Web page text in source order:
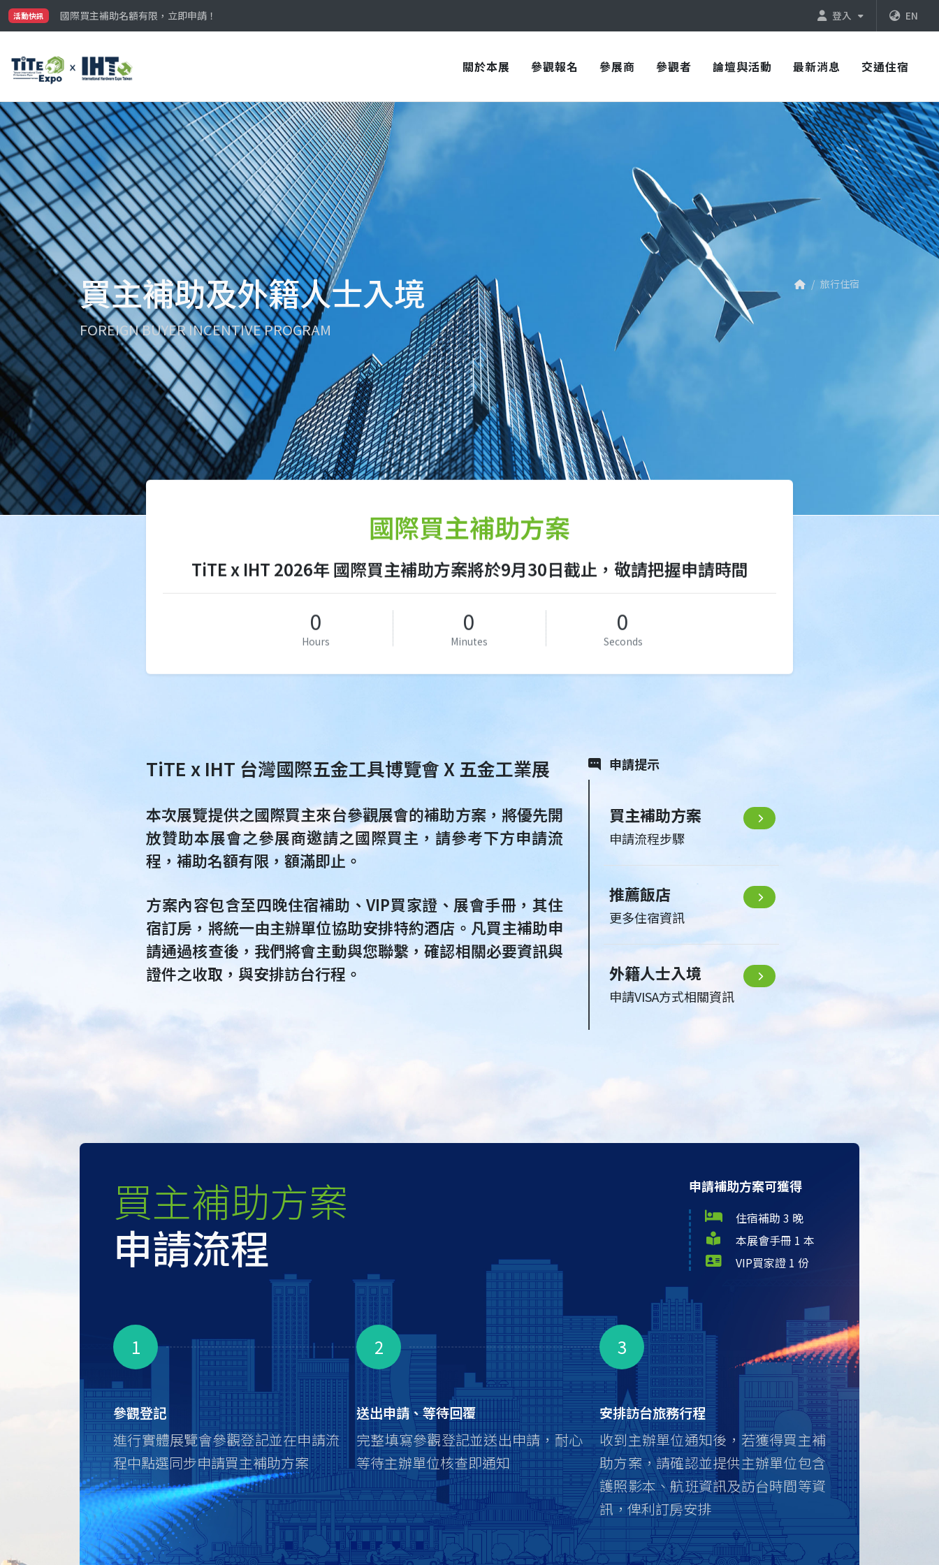
活動快訊
參觀門票開放申請中‼️
最大規模台灣五金展TiTE x IHT，2026/10/20-22與您在臺中國際會展中心再次相見！
登入 EN
關於本展 參觀報名 參展商 參觀者 論壇與活動 最新消息 交通住宿
買主補助及外籍人士入境
FOREIGN BUYER INCENTIVE PROGRAM
旅行住宿
國際買主補助方案
TiTE x IHT 2026年 國際買主補助方案將於9月30日截止，敬請把握申請時間
0
Hours
0
Minutes
0
Seconds
TiTE x IHT 台灣國際五金工具博覽會 X 五金工業展
本次展覽提供之國際買主來台參觀展會的補助方案，將優先開
放贊助本展會之參展商邀請之國際買主，請參考下方申請流
程，補助名額有限，額滿即止。
方案內容包含至四晚住宿補助、VIP買家證、展會手冊，其住
宿訂房，將統一由主辦單位協助安排特約酒店。凡買主補助申
請通過核查後，我們將會主動與您聯繫，確認相關必要資訊與
證件之收取，與安排訪台行程。
申請提示
買主補助方案
申請流程步驟
推薦飯店
更多住宿資訊
外籍人士入境
申請VISA方式相關資訊
買主補助方案
申請流程
申請補助方案可獲得
住宿補助 3 晚
本展會手冊 1 本
VIP買家證 1 份
1
參觀登記
進行實體展覽會參觀登記並在申請流
程中點選同步申請買主補助方案
2
送出申請、等待回覆
完整填寫參觀登記並送出申請，耐心
等待主辦單位核查即通知
3
安排訪台旅務行程
收到主辦單位通知後，若獲得買主補
助方案，請確認並提供主辦單位包含
護照影本、航班資訊及訪台時間等資
訊，俾利訂房安排